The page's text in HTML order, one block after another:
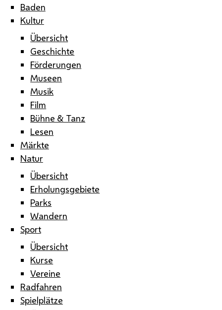
Baden
Kultur
Übersicht
Geschichte
Förderungen
Museen
Musik
Film
Bühne & Tanz
Lesen
Märkte
Natur
Übersicht
Erholungsgebiete
Parks
Wandern
Sport
Übersicht
Kurse
Vereine
Radfahren
Spielplätze